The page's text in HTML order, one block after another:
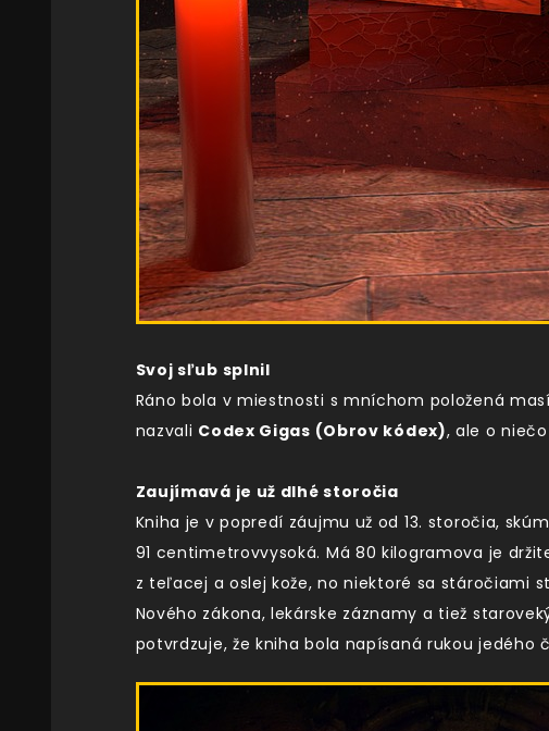
Svoj sľub splnil
Ráno bola v miestnosti s mníchom položená
nazvali Codex Gigas (Obrov kódex), ale o
Zaujímavá je už dlhé storočia
Kniha je v popredí záujmu už od 13. storočia,
91 centimetrovvysoká. Má 80 kilogramova je
z teľacej a oslej kože, no niektoré sa stáročiami
Nového zákona, lekárske záznamy a tiež
potvrdzuje, že kniha bola napísaná rukou jedého